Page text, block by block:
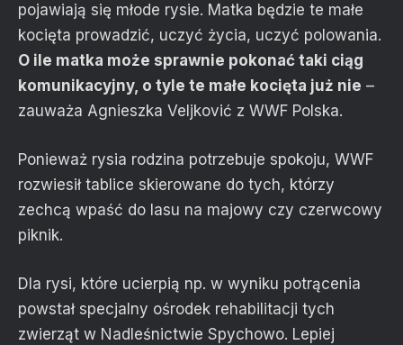
pojawiają się młode rysie. Matka będzie te małe
kocięta prowadzić, uczyć życia, uczyć polowania.
O ile matka może sprawnie pokonać taki ciąg
komunikacyjny, o tyle te małe kocięta już nie –
zauważa Agnieszka Veljković z WWF Polska.
Ponieważ rysia rodzina potrzebuje spokoju, WWF
rozwiesił tablice skierowane do tych, którzy
zechcą wpaść do lasu na majowy czy czerwcowy
piknik.
Dla rysi, które ucierpią np. w wyniku potrącenia
powstał specjalny ośrodek rehabilitacji tych
zwierząt w Nadleśnictwie Spychowo. Lepiej